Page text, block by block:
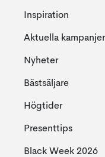
Inspiration
Aktuella kampanjer
Nyheter
Bästsäljare
Högtider
Presenttips
Black Week 2026